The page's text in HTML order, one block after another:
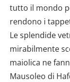
tutto il mondo
rendono i
Le splendide
mirabilmente
maiolica ne
Mausoleo di